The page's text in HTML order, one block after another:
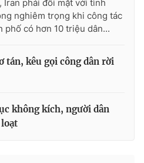
Iran phải đối mặt với tình
nghiêm trọng khi công tác
phố có hơn 10 triệu dân...
tán, kêu gọi công dân rời
không kích, người dân